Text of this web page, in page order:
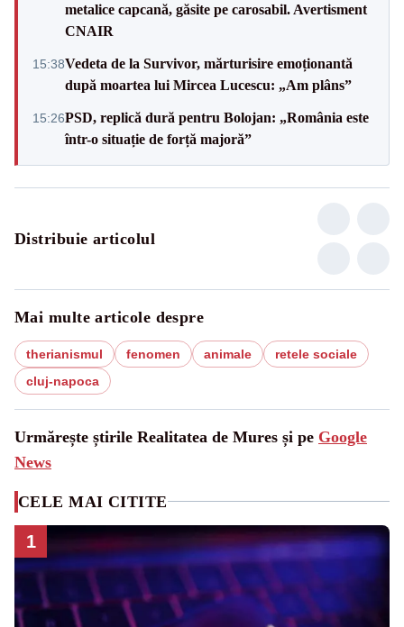
metalice capcană, găsite pe carosabil. Avertisment
CNAIR
15:38Vedeta de la Survivor, mărturisire emoționantă
după moartea lui Mircea Lucescu: „Am plâns”
15:26PSD, replică dură pentru Bolojan: „România este
într-o situație de forță majoră”
Distribuie articolul
Mai multe articole despre
therianismul fenomen animale
retele sociale
cluj-napoca
Urmărește știrile Realitatea de Mures și pe Google
News
CELE MAI CITITE
1